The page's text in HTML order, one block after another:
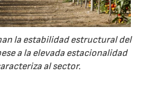
la estabilidad estructural del
a la elevada estacionalidad
al sector.